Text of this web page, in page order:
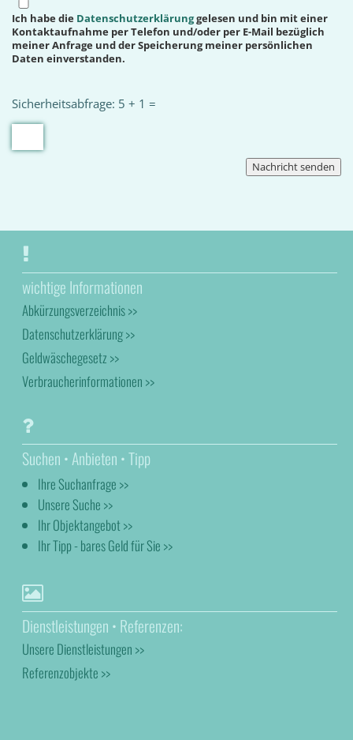
Ich habe die Datenschutzerklärunggelesen und bin mit einer
Kontaktaufnahme per Telefon und/oder per E-Mail bezüglich
meiner Anfrage und der Speicherung meiner persönlichen
Daten einverstanden.
Sicherheitsabfrage: 5 + 1 =
wichtige Informationen
Abkürzungsverzeichnis >>
Datenschutzerklärung >>
Geldwäschegesetz >>
Verbraucherinformationen >>
Suchen • Anbieten • Tipp
Ihre Suchanfrage >>
Unsere Suche >>
Ihr Objektangebot >>
Ihr Tipp - bares Geld für Sie >>
Dienstleistungen • Referenzen:
Unsere Dienstleistungen >>
Referenzobjekte >>